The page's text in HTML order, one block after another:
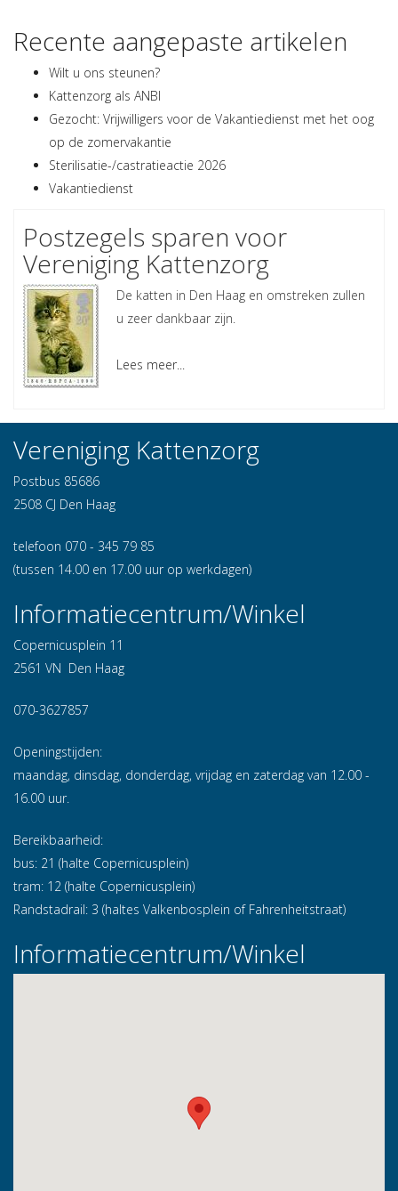
Recente aangepaste artikelen
Wilt u ons steunen?
Kattenzorg als ANBI
Gezocht: Vrijwilligers voor de Vakantiedienst met het oog
op de zomervakantie
Sterilisatie-/castratieactie 2026
Vakantiedienst
Postzegels sparen voor
Vereniging Kattenzorg
De katten in Den Haag en omstreken zullen
u zeer dankbaar zijn.
Lees meer...
Vereniging Kattenzorg
Postbus 85686
2508 CJ Den Haag
telefoon 070 - 345 79 85
(tussen 14.00 en 17.00 uur op werkdagen)
Informatiecentrum/Winkel
Copernicusplein 11
2561 VN Den Haag
070-3627857
Openingstijden:
maandag, dinsdag, donderdag, vrijdag en zaterdag van 12.00 -
16.00 uur.
Bereikbaarheid:
bus: 21 (halte Copernicusplein)
tram: 12 (halte Copernicusplein)
Randstadrail: 3 (haltes Valkenbosplein of Fahrenheitstraat)
Informatiecentrum/Winkel